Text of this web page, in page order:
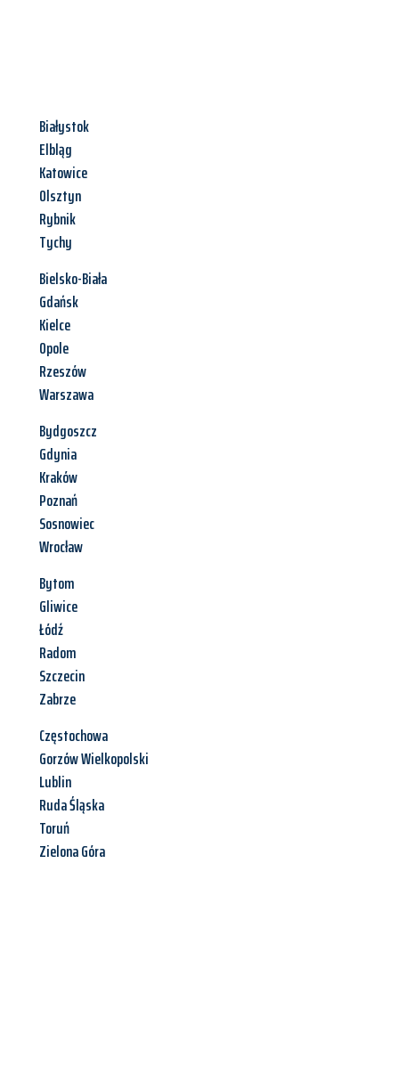
Białystok
Elbląg
Katowice
Olsztyn
Rybnik
Tychy
Bielsko-Biała
Gdańsk
Kielce
Opole
Rzeszów
Warszawa
Bydgoszcz
Gdynia
Kraków
Poznań
Sosnowiec
Wrocław
Bytom
Gliwice
Łódź
Radom
Szczecin
Zabrze
Częstochowa
Gorzów Wielkopolski
Lublin
Ruda Śląska
Toruń
Zielona Góra